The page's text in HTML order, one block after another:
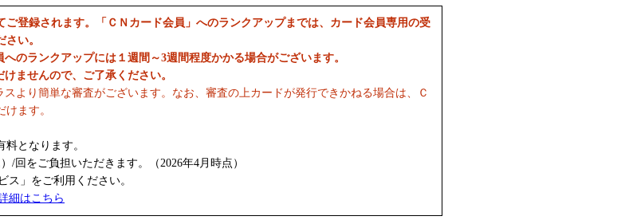
登録されます。「ＣＮカード会員」へのランクアップまでは、カード会員専用の受
い。
のランクアップには１週間～3週間程度かかる場合がございます。
ませんので、ご了承ください。
より簡単な審査がございます。なお、審査の上カードが発行できかねる場合は、Ｃ
ます。
となります。
回をご負担いただきます。（2026年4月時点）
」をご利用ください。
細はこちら